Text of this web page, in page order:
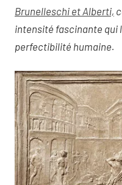
Brunelleschi et Alberti,
intensité fascinante qui
perfectibilité humaine.